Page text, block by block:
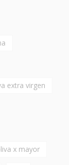
extra virgen
x mayor